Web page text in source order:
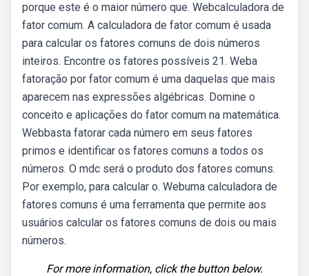
porque este é o maior número que. Webcalculadora de
fator comum. A calculadora de fator comum é usada
para calcular os fatores comuns de dois números
inteiros. Encontre os fatores possíveis 21. Weba
fatoração por fator comum é uma daquelas que mais
aparecem nas expressões algébricas. Domine o
conceito e aplicações do fator comum na matemática.
Webbasta fatorar cada número em seus fatores
primos e identificar os fatores comuns a todos os
números. O mdc será o produto dos fatores comuns.
Por exemplo, para calcular o. Webuma calculadora de
fatores comuns é uma ferramenta que permite aos
usuários calcular os fatores comuns de dois ou mais
números.
For more information, click the button below.